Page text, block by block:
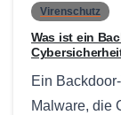
Virenschutz
Was ist ein
Ein
Malware, die